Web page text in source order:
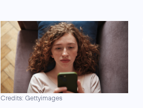
Credits: Gettyimages